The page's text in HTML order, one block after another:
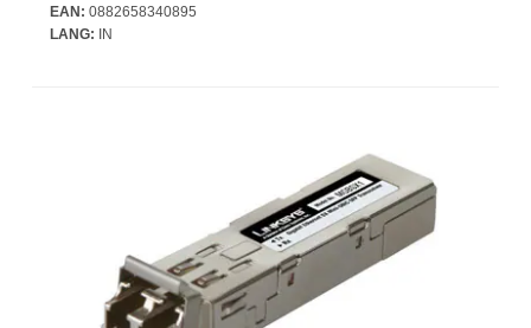
EAN: 0882658340895
LANG: IN